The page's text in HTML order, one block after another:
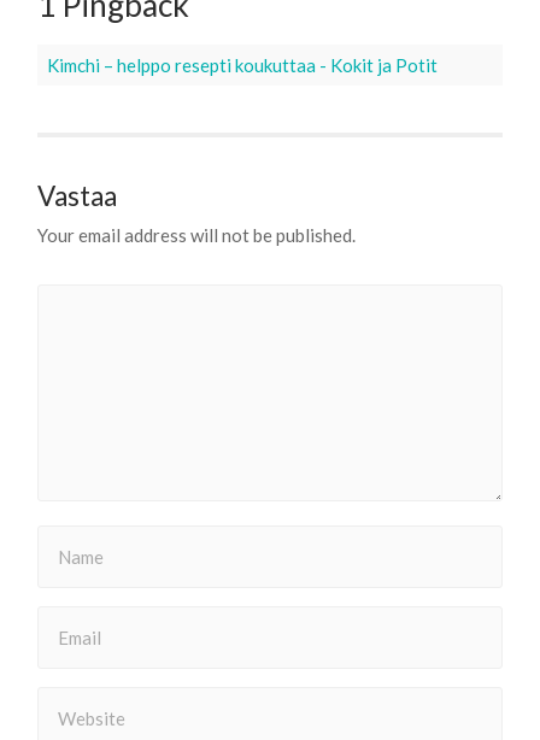
Kimchi – helppo resepti koukuttaa - Kokit ja Potit
Vastaa
Your email address will not be published.